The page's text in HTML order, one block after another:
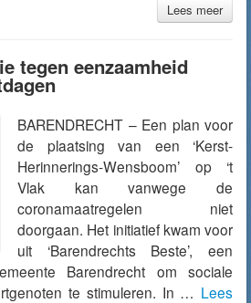
Lees meer
tegen eenzaamheid
BARENDRECHT – Een plan voor
de plaatsing van een ‘Kerst-
Herinnerings-Wensboom’ op ‘t
Vlak kan vanwege de
coronamaatregelen niet
doorgaan. Het initiatief kwam voor
uit ‘Barendrechts Beste’, een
Barendrecht om sociale
te stimuleren. In … Lees